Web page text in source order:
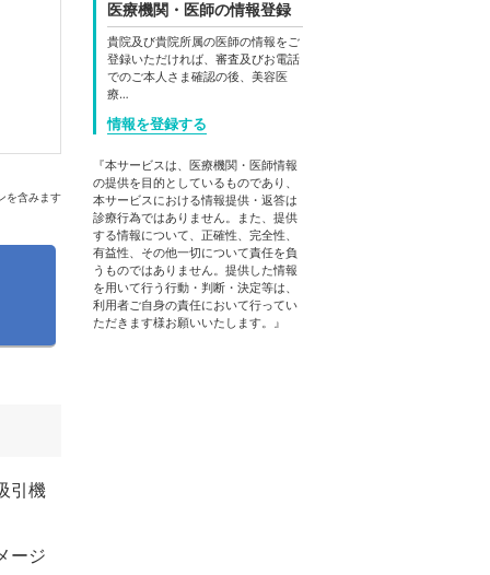
を含みます
引機
ージ
医療機関・医師の情報登録
貴院及び貴院所属の医師の情報をご
登録いただければ、審査及びお電話
でのご本人さま確認の後、美容医
療…
情報を登録する
『本サービスは、医療機関・医師情報
の提供を目的としているものであり、
本サービスにおける情報提供・返答は
診療行為ではありません。また、提供
する情報について、正確性、完全性、
有益性、その他一切について責任を負
うものではありません。提供した情報
を用いて行う行動・判断・決定等は、
利用者ご自身の責任において行ってい
ただきます様お願いいたします。』